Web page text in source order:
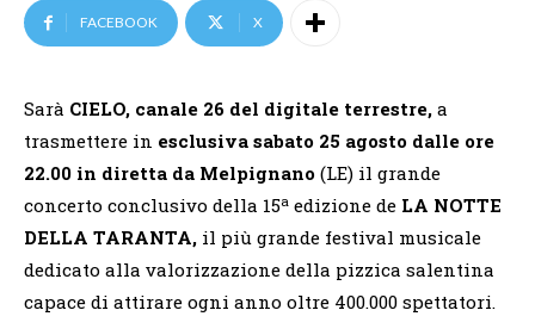
FACEBOOK X
Sarà CIELO, canale 26 del digitale terrestre, a
trasmettere in esclusiva sabato 25 agosto dalle ore
22.00 in diretta da Melpignano (LE) il grande
concerto conclusivo della 15a edizione de LA NOTTE
DELLA TARANTA, il più grande festival musicale
dedicato alla valorizzazione della pizzica salentina
capace di attirare ogni anno oltre 400.000 spettatori.